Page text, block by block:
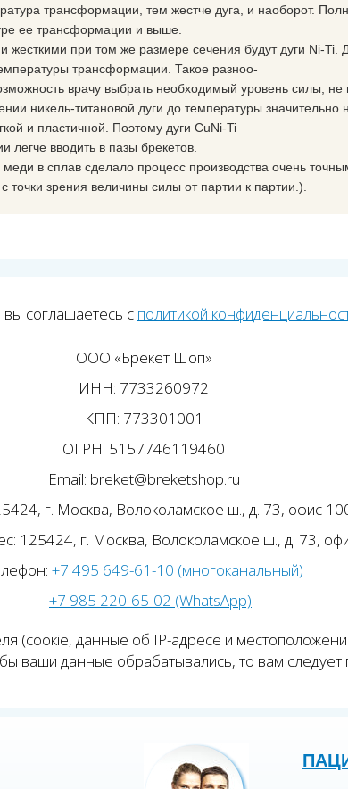
трансформации, тем жестче дуга, и наоборот.
ее трансформации и выше.
жесткими при том же размере сечения будут дуги Ni-Ti.
трансформации. Такое разноо-
врачу выбрать необходимый уровень силы,
никель-титановой дуги до температуры
и пластичной. Поэтому дуги CuNi-Ti
легче вводить в пазы брекетов.
в сплав сделало процесс производства очень
точки зрения величины силы от партии к партии.).
соглашаетесь с политикой
ООО «Брекет Шоп»
ИНН: 7733260972
КПП: 773301001
ОГРН: 5157746119460
Email: breket@breketshop.ru
г. Москва, Волоколамское ш., д. 73, офис
125424, г. Москва, Волоколамское ш., д. 73,
+7 495 649-61-10 (многоканальный)
+7 985 220-65-02 (WhatsApp)
(соокіе, данные об IP-адресе и
ваши данные обрабатывались, то вам следует